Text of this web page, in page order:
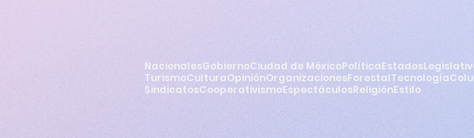
NacionalesGobiernoCiudad de MéxicoPolíticaEstados
TurismoCulturaOpiniónOrganizacionesForestalTecnología
SindicatosCooperativismoEspectáculosReligiónEstilo